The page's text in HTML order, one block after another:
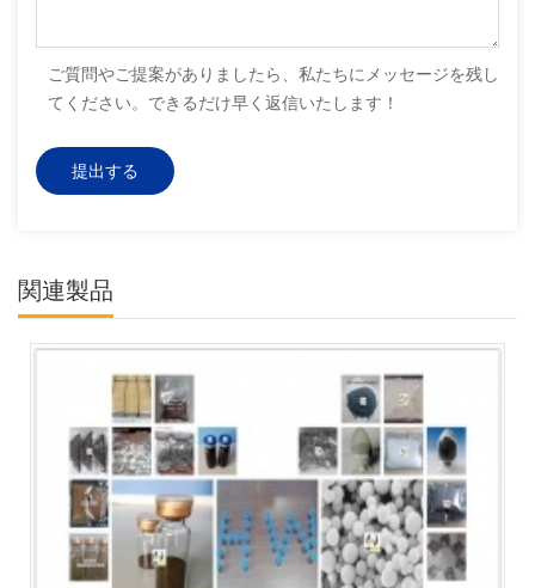
ご質問やご提案がありましたら、私たちにメッセージを残し
てください。できるだけ早く返信いたします！
関連製品